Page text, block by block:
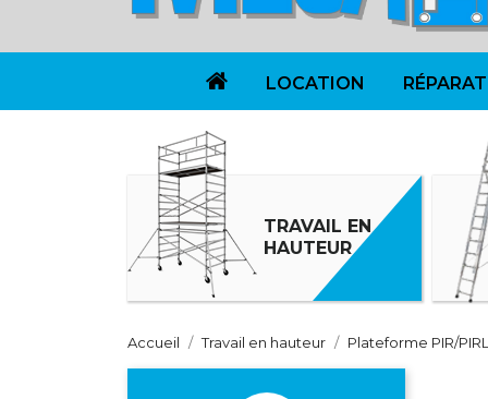
LOCATION
TRAVAIL EN
HAUTEUR
Accueil Travail en hauteur Plateforme PIR/PIRL